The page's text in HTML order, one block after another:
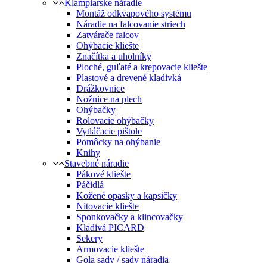
Klampiarske náradie
Montáž odkvapového systému
Náradie na falcovanie striech
Zatvárače falcov
Ohýbacie kliešte
Značítka a uholníky
Ploché, guľaté a krepovacie kliešte
Plastové a drevené kladivká
Drážkovnice
Nožnice na plech
Ohýbačky
Rolovacie ohýbačky
Vytláčacie pištole
Pomôcky na ohýbanie
Knihy
Stavebné náradie
Pákové kliešte
Páčidlá
Kožené opasky a kapsičky
Nitovacie kliešte
Sponkovačky a klincovačky
Kladivá PICARD
Sekery
Armovacie kliešte
Gola sady / sady náradia